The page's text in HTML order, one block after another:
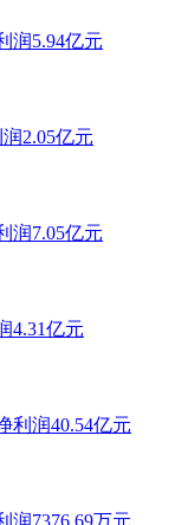
润5.94亿元
2.05亿元
润7.05亿元
4.31亿元
利润40.54亿元
润7376.69万元